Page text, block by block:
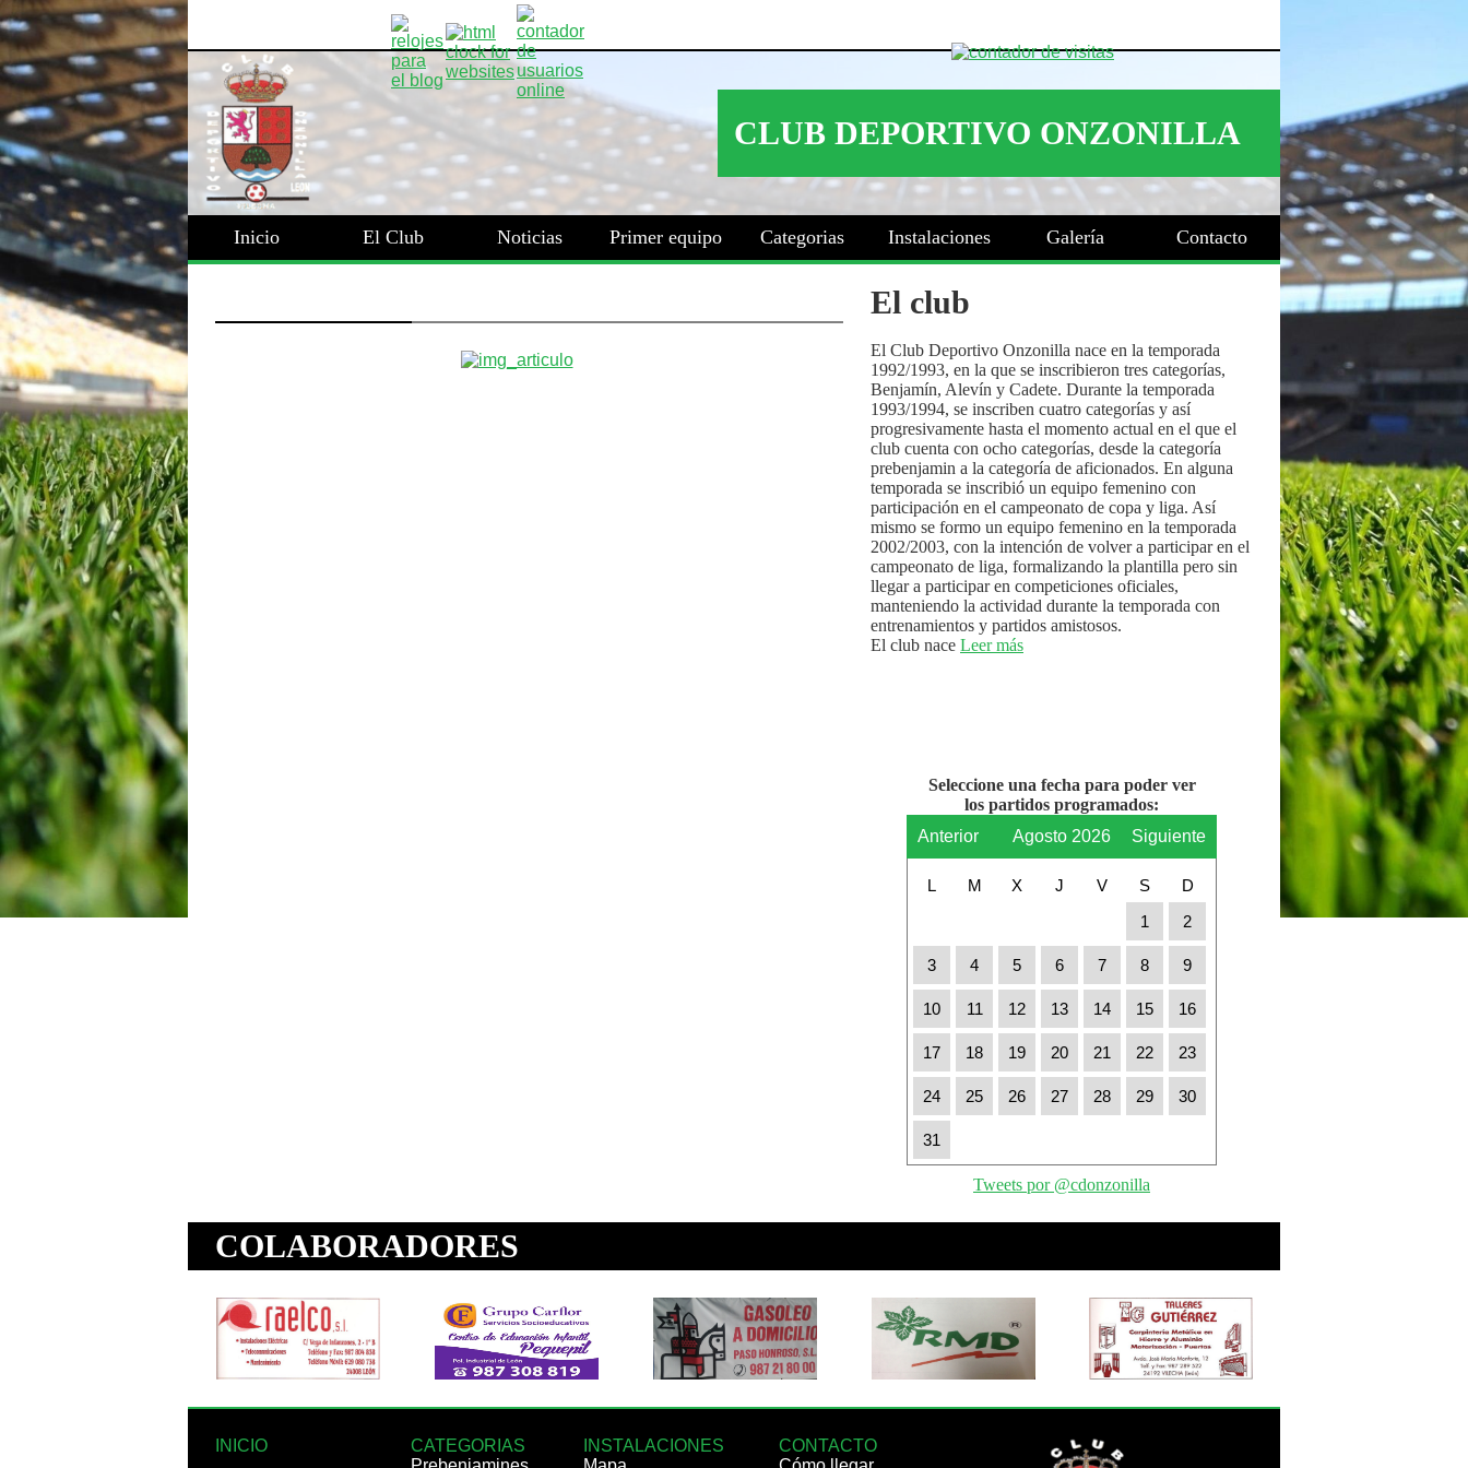
Inicio El Club Noticias Primer equipo Categorias Instalaciones Galería Contacto
El club
El Club Deportivo Onzonilla nace en la temporada
1992/1993, en la que se inscribieron tres categorías,
Benjamín, Alevín y Cadete. Durante la temporada
1993/1994, se inscriben cuatro categorías y así
progresivamente hasta el momento actual en el que el
club cuenta con ocho categorías, desde la categoría
prebenjamin a la categoría de aficionados. En alguna
temporada se inscribió un equipo femenino con
participación en el campeonato de copa y liga. Así
mismo se formo un equipo femenino en la temporada
2002/2003, con la intención de volver a participar en el
campeonato de liga, formalizando la plantilla pero sin
llegar a participar en competiciones oficiales,
manteniendo la actividad durante la temporada con
entrenamientos y partidos amistosos.
El club nace Leer más
Seleccione una fecha para poder ver
los partidos programados:
Anterior
Agosto 2026 Siguiente
L M X J V S
D
1
2
3 4 5 6 7 8 9
10 11 12 13 14 15 16
17 18 19 20 21 22 23
24 25 26 27 28 29 30
31
Tweets por @cdonzonilla
INICIO
CATEGORIAS
INSTALACIONES
CONTACTO